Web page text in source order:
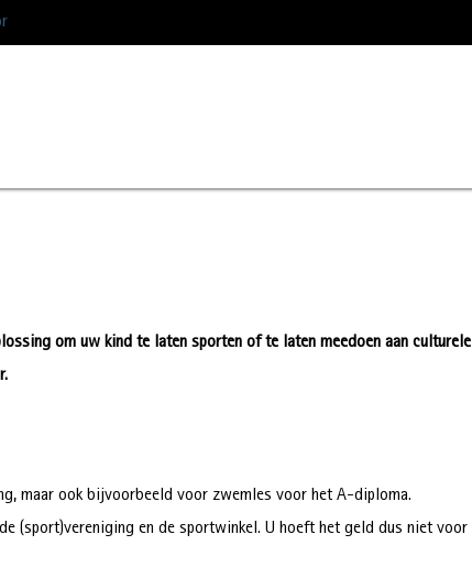
om uw kind te laten sporten of te laten meedoen aan culturele
maar ook bijvoorbeeld voor zwemles voor het A-diploma.
(sport)vereniging en de sportwinkel. U hoeft het geld dus niet voor